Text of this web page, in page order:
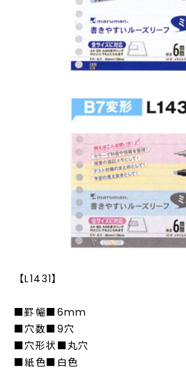
【L1431】
■罫幅■6mm
■穴数■9穴
■穴形状■丸穴
■紙色■白色